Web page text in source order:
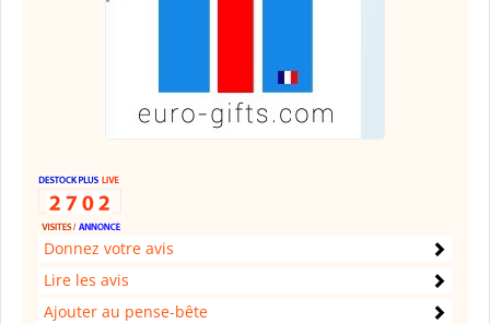
Donnez votre avis
Lire les avis
Ajouter au pense-bête